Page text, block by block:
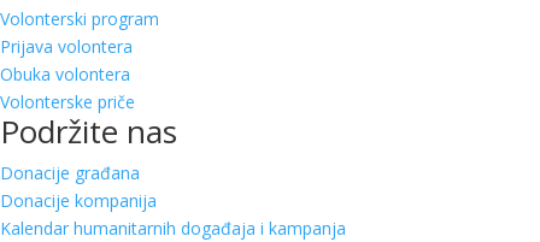
Volonterski program
Prijava volontera
Obuka volontera
Volonterske priče
Podržite nas
Donacije građana
Donacije kompanija
Kalendar humanitarnih događaja i kampanja